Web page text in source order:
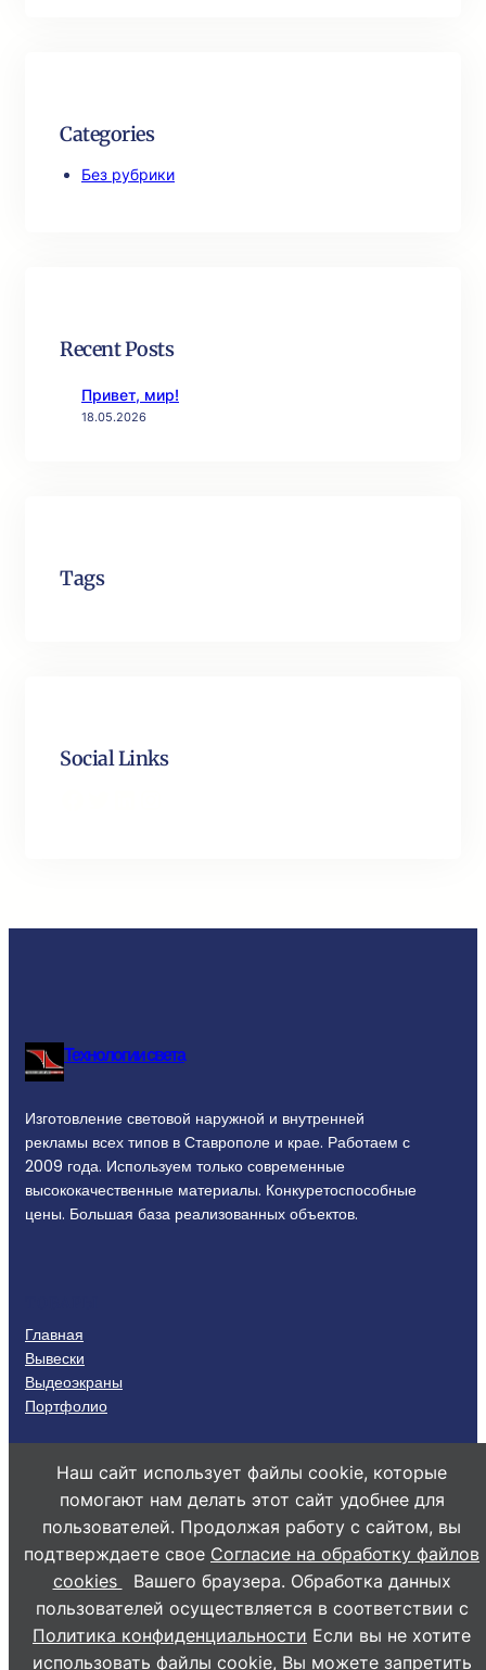
Categories
Без рубрики
Recent Posts
Привет, мир!
18.05.2026
Tags
Social Links
Технологии света
Изготовление световой наружной и внутренней
рекламы всех типов в Ставрополе и крае. Работаем с
2009 года. Используем только современные
высококачественные материалы. Конкуретоспособные
цены. Большая база реализованных объектов.
Главная
Вывески
Выдеоэкраны
Портфолио
КОНТАКТЫ
+79283215137
info@ts26.ru
г. Ставрополь пр. К. Маркса 3/1а
пн-пт 9:00-18:00
Политика конфиденциальности
Технологии света
Наш сайт использует файлы cookie, которые
помогают нам делать этот сайт удобнее для
пользователей. Продолжая работу с сайтом, вы
подтверждаете свое Согласие на обработку файлов
cookies
Вашего браузера. Обработка данных
пользователей осуществляется в соответствии с
Политика конфиденциальности Если вы не хотите
использовать файлы cookie, Вы можете запретить